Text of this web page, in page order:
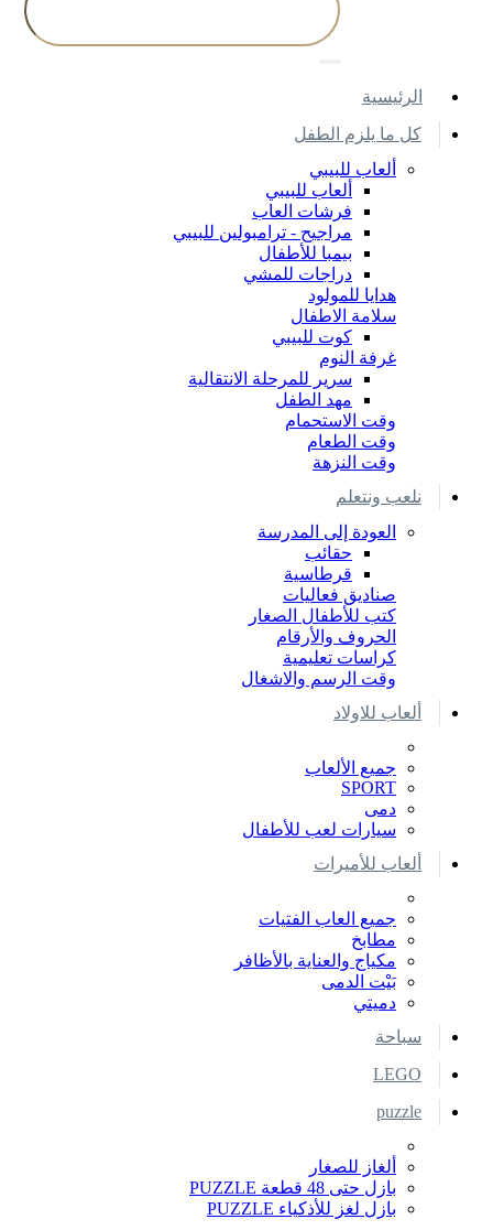
اﻟﺮﺋﻴﺴﻴﺔ
كل ما يلزم الطفل
ألعاب للبيبي
ألعاب للبيبي
فرشات العاب
مراجيح - ترامبولين للبيبي
بيمبا للأطفال
دراجات للمشي
هدايا للمولود
سلامة الاطفال
كوت للبيبي
غرفة النوم
سرير للمرحلة الانتقالية
مهد الطفل
وقت الاستحمام
وقت الطعام
وقت النزهة
نلعب ونتعلم
العودة إلى المدرسة
حقائب
قرطاسية
صناديق فعاليات
كتب للأطفال الصغار
الحروف والأرقام
كراسات تعليمية
وقت الرسم والاشغال
ألعاب للاولاد
جميع الألعاب
SPORT
دمى
سيارات لعب للأطفال
ألعاب للأميرات
جميع العاب الفتيات
مطابخ
مكياج والعناية بالأظافر
بَيْت الدمى
دميتي
سباحة
LEGO
puzzle
ألغاز للصغار
بازل حتى 48 قطعة PUZZLE
بازل لغز للأذكياء PUZZLE